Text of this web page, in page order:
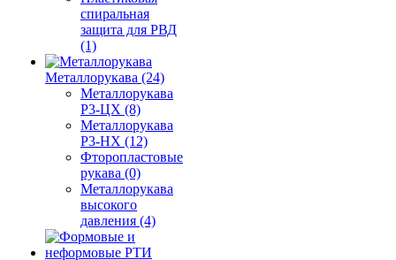
спиральная
защита для РВД
(1)
Металлорукава (24)
Металлорукава
Р3-ЦХ (8)
Металлорукава
Р3-НХ (12)
Фторопластовые
рукава (0)
Металлорукава
высокого
давления (4)